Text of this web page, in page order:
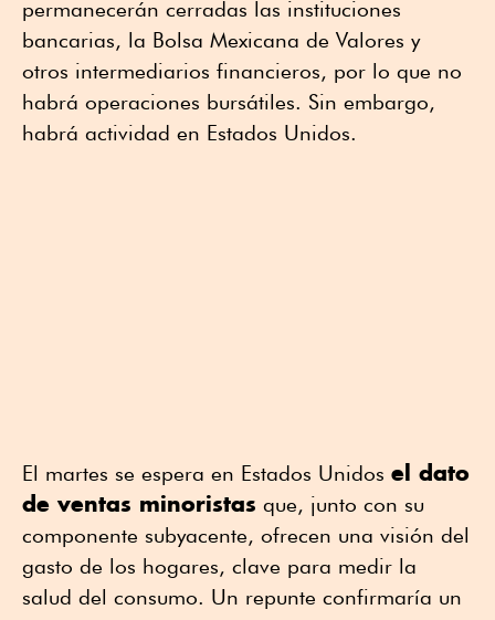
permanecerán cerradas las instituciones
bancarias, la Bolsa Mexicana de Valores y
otros intermediarios financieros, por lo que no
habrá operaciones bursátiles. Sin embargo,
habrá actividad en Estados Unidos.
El martes se espera en Estados Unidos el dato
de ventas minoristas que, junto con su
componente subyacente, ofrecen una visión del
gasto de los hogares, clave para medir la
salud del consumo. Un repunte confirmaría un